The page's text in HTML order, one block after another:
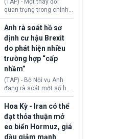
Donald Trump và chính
phủ cánh tả Tổng thống
da Silva đang leo thang
gay gắt.
(TAP) - Một thay đổi
quan trọng trong chính
sách nhập cư của New
Zealand đang mở ra
thêm cơ hội cho nhiều
người muốn định cư. Từ
nay, người mắc viêm
gan B hoặc viêm gan C
sẽ không còn bị mặc
định không đáp ứng tiêu
chuẩn sức khỏe chỉ vì
chi phí điều trị khi nộp hồ
Anh rà soát hồ sơ
định cư hậu Brexit
do phát hiện nhiều
trường hợp “cấp
nhầm”
(TAP) - Bộ Nội vụ Anh
đang rà soát một số hồ
sơ thuộc Chương trình
Định cư EU (EU
Settlement Scheme -
EUSS) sau khi xác định
có trường hợp được cấp
quy chế cư trú hậu
Hoa Kỳ - Iran có thể
đạt thỏa thuận mở
eo biển Hormuz, giá
dầu giảm mạnh